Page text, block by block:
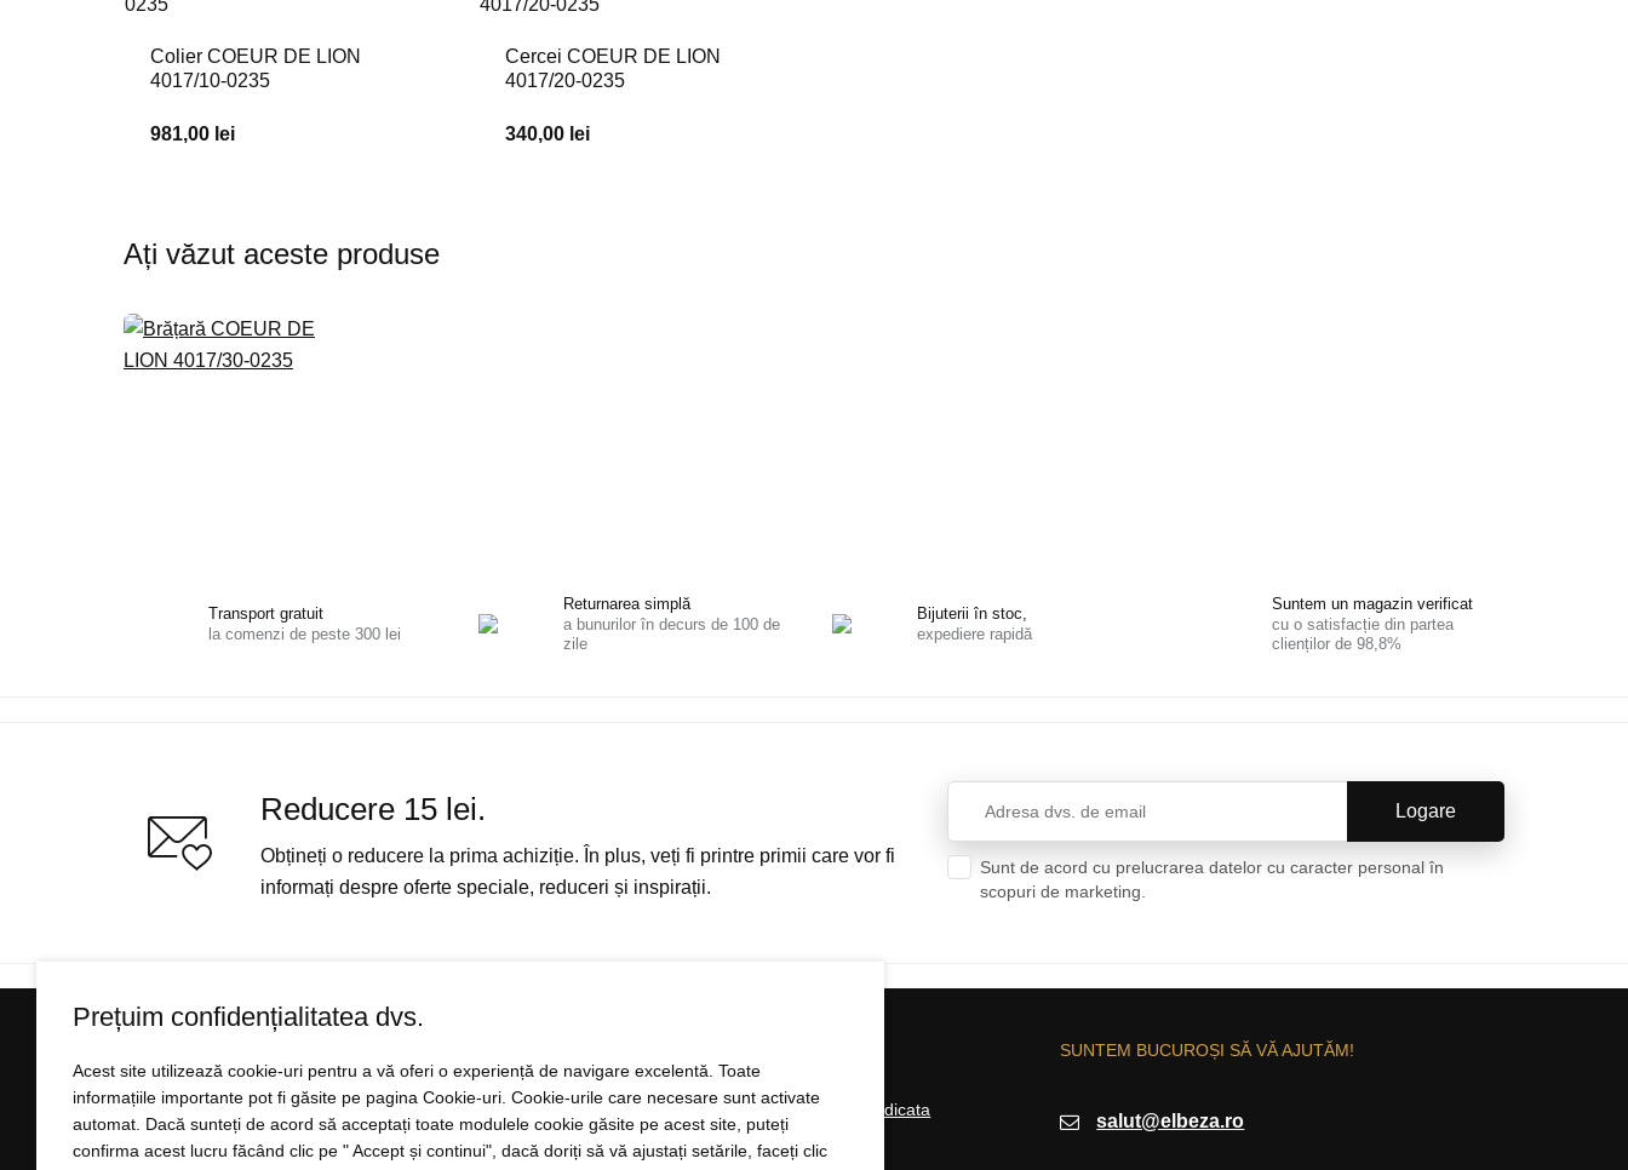
Colier COEUR DE LION
4017/10-0235
981,00 lei
Cercei COEUR DE LION
4017/20-0235
340,00 lei
Ați văzut aceste produse
Transport gratuit
la comenzi de peste 300 lei
Returnarea simplă
a bunurilor în decurs de 100 de
zile
Bijuterii în stoc,
expediere rapidă
Suntem un magazin verificat
cu o satisfacție din partea
clienților de 98,8%
Reducere 15 lei.
Obțineți o reducere la prima achiziție. În plus, veți fi printre primii care vor fi
informați despre oferte speciale, reduceri și inspirații.
Sunt de acord cu prelucrarea datelor cu caracter personal în
scopuri de marketing.
Totul despre cumpărături
Plata
Comerț en-gros și cu ridicata
Contact
SUNTEM BUCUROȘI SĂ VĂ AJUTĂM!
salut@elbeza.ro
Prețuim confidențialitatea dvs.
Acest site utilizează cookie-uri pentru a vă oferi o experiență de navigare excelentă. Toate
informațiile importante pot fi găsite pe pagina Cookie-uri. Cookie-urile care necesare sunt activate
automat. Dacă sunteți de acord să acceptați toate modulele cookie găsite pe acest site, puteți
confirma acest lucru făcând clic pe " Accept și continui", dacă doriți să vă ajustați setările, faceți clic